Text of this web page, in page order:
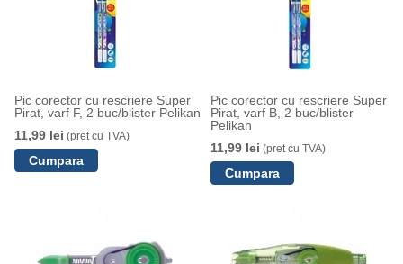
Pic corector cu rescriere Super
Pirat, varf F, 2 buc/blister Pelikan
11,99 lei (pret cu TVA)
Pic corector cu rescriere Super
Pirat, varf B, 2 buc/blister
Pelikan
11,99 lei (pret cu TVA)